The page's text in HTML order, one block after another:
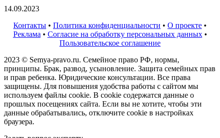
14.09.2023
Контакты • Политика конфиденциальности • О проекте •
Реклама • Согласие на обработку персональных данных•
Пользовательское соглашение
2023 © Semya-pravo.ru. Семейное право РФ, нормы,
принципы. Брак, развод, усыновление. Защита семейных прав
и прав ребенка. Юридические консультации. Все права
защищены. Для повышения удобства работы с сайтом мы
используем файлы cookie. В cookie содержатся данные о
прошлых посещениях сайта. Если вы не хотите, чтобы эти
данные обрабатывались, отключите cookie в настройках
браузера.